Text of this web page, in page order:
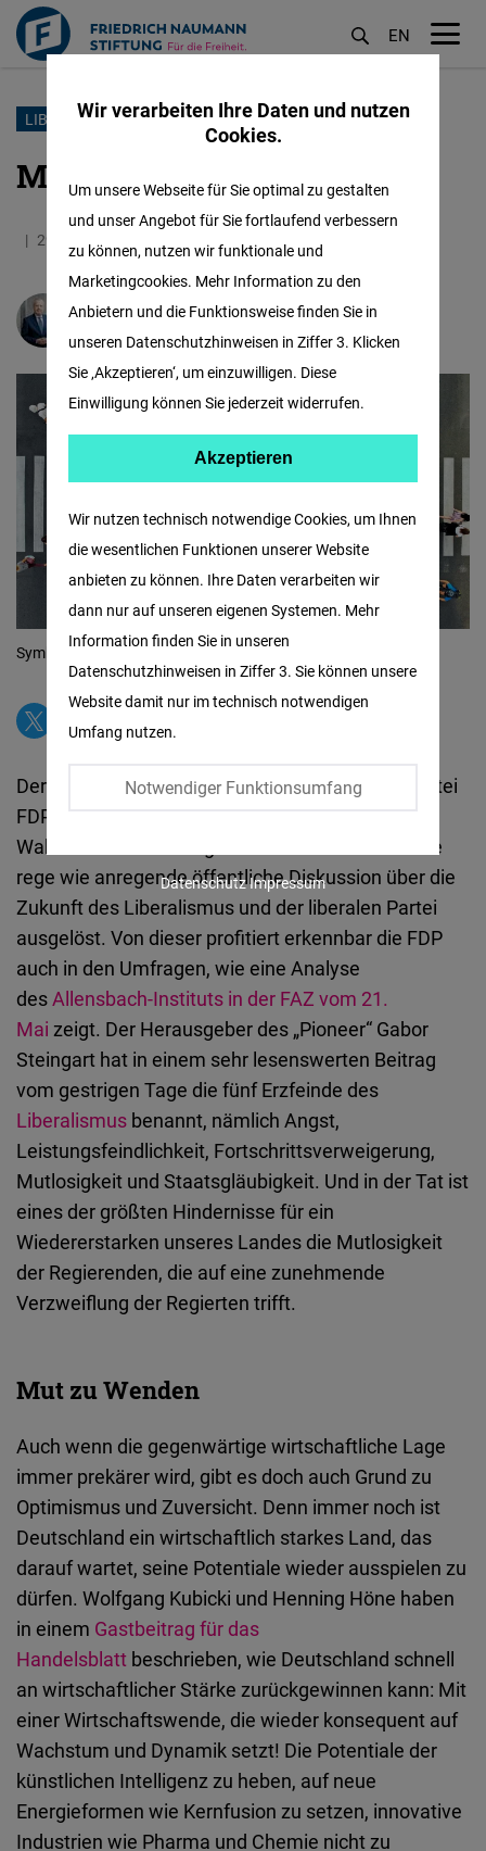
Direkt
Inhalt
EN
LIBERALISMUS
Mut zu Wenden
29.05.2026 2.7 Minuten Deutschland
Steffen Saebisch
Symbolbild Freiheit / Gesellschaft © Getty Images via Canva
Der Bundesparteitag der uns nahestehenden Partei
FDP beginnt morgen in Berlin und die anstehende
Wahl der Parteiführung hat erfreulicherweise eine
rege wie anregende öffentliche Diskussion über die
Zukunft des Liberalismus und der liberalen Partei
ausgelöst. Von dieser profitiert erkennbar die FDP
auch in den Umfragen, wie eine Analyse
desAllensbach-Instituts in der FAZ vom 21.
Mai zeigt. Der Herausgeber des „Pioneer“ Gabor
Steingart hat in einem sehr lesenswerten Beitrag
vom gestrigen Tage die fünf Erzfeinde des
Liberalismus benannt, nämlich Angst,
Leistungsfeindlichkeit, Fortschrittsverweigerung,
Mutlosigkeit und Staatsgläubigkeit. Und in der Tat ist
eines der größten Hindernisse für ein
Wiedererstarken unseres Landes die Mutlosigkeit
der Regierenden, die auf eine zunehmende
Verzweiflung der Regierten trifft.
Mut zu Wenden
Auch wenn die gegenwärtige wirtschaftliche Lage
immer prekärer wird, gibt es doch auch Grund zu
Optimismus und Zuversicht. Denn immer noch ist
Deutschland ein wirtschaftlich starkes Land, das
darauf wartet, seine Potentiale wieder ausspielen zu
dürfen. Wolfgang Kubicki und Henning Höne haben
in einem Gastbeitrag für das
Handelsblatt beschrieben, wie Deutschland schnell
an wirtschaftlicher Stärke zurückgewinnen kann: Mit
einer Wirtschaftswende, die wieder konsequent auf
Wachstum und Dynamik setzt! Die Potentiale der
künstlichen Intelligenz zu heben, auf neue
Energieformen wie Kernfusion zu setzen, innovative
Industrien wie Pharma und Chemie nicht zu
Wir verarbeiten Ihre Daten und nutzen
Cookies.
Wir nutzen technisch notwendige Cookies, um Ihnen
die wesentlichen Funktionen unserer Website
anbieten zu können. Ihre Daten verarbeiten wir
dann nur auf unseren eigenen Systemen. Mehr
Information finden Sie in unseren
Datenschutzhinweisen in Ziffer 3. Sie können unsere
Website damit nur im technisch notwendigen
Umfang nutzen.
Notwendiger Funktionsumfang
Um unsere Webseite für Sie optimal zu gestalten
und unser Angebot für Sie fortlaufend verbessern
zu können, nutzen wir funktionale und
Marketingcookies. Mehr Information zu den
Anbietern und die Funktionsweise finden Sie in
unseren Datenschutzhinweisen in Ziffer 3. Klicken
Sie ‚Akzeptieren‘, um einzuwilligen. Diese
Einwilligung können Sie jederzeit widerrufen.
Facebook
Embed
Twitter
Embed
Instagram
Embed
Google
Maps
Embed
Cloudinary
Flickr
Embed
Newsletter2go
Embed
Podigee
Embed
D.Vinci
Typeform
Embed
Akzeptieren Akzeptieren
DatenschutzImpressum